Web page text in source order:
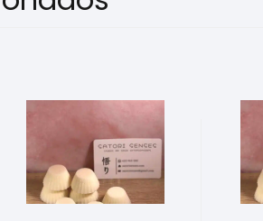
Este
producto
tiene
múltiples
variantes.
Las